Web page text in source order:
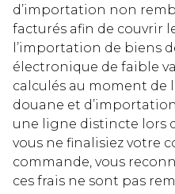
d’importation non
facturés afin de couvrir
l’importation de biens
électronique de faible
calculés au moment de
douane et
une ligne distincte lors
vous ne finalisiez votre
commande, vous
ces frais ne sont pas